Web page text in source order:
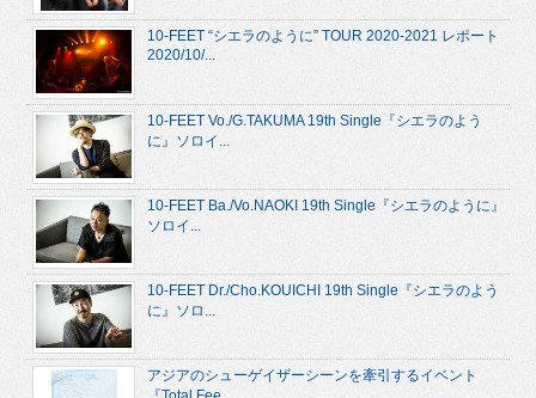
10-FEET “シエラのように” TOUR 2020-2021 レポート
2020/10/...
10-FEET Vo./G.TAKUMA 19th Single『シエラのよう
に』ソロイ...
10-FEET Ba./Vo.NAOKI 19th Single『シエラのように』
ソロイ...
10-FEET Dr./Cho.KOUICHI 19th Single『シエラのよう
に』ソロ...
アジアのシューゲイザーシーンを牽引するイベント